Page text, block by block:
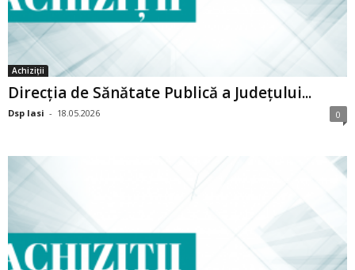
Achiziții
Direcția de Sănătate Publică a Județului...
Dsp Iasi - 18.05.2026 0